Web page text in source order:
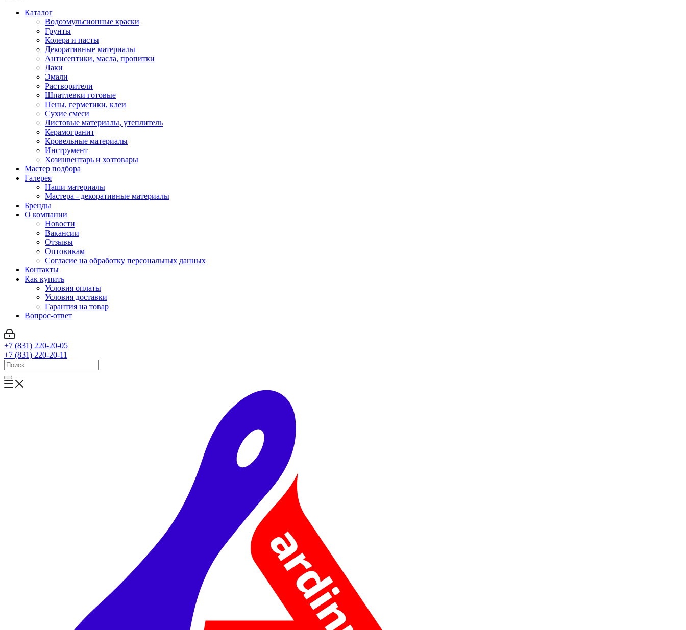
Каталог
Водоэмульсионные краски
Грунты
Колера и пасты
Декоративные материалы
Антисептики, масла, пропитки
Лаки
Эмали
Растворители
Шпатлевки готовые
Пены, герметики, клеи
Сухие смеси
Листовые материалы, утеплитель
Керамогранит
Кровельные материалы
Инструмент
Хозинвентарь и хозтовары
Мастер подбора
Галерея
Наши материалы
Мастера - декоративные материалы
Бренды
О компании
Новости
Вакансии
Отзывы
Оптовикам
Cогласие на обработку персональных данных
Контакты
Как купить
Условия оплаты
Условия доставки
Гарантия на товар
Вопрос-ответ
+7 (831) 220-20-05
+7 (831) 220-20-11